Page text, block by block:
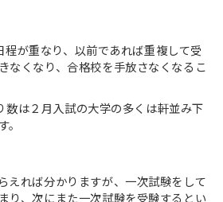
重なり、以前であれば重複して受
なくなり、合格校を手放さなくなるこ
２月入試の大学の多くは軒並み下
えれば分かりますが、一次試験をして
り、次にまた一次試験を受験するとい